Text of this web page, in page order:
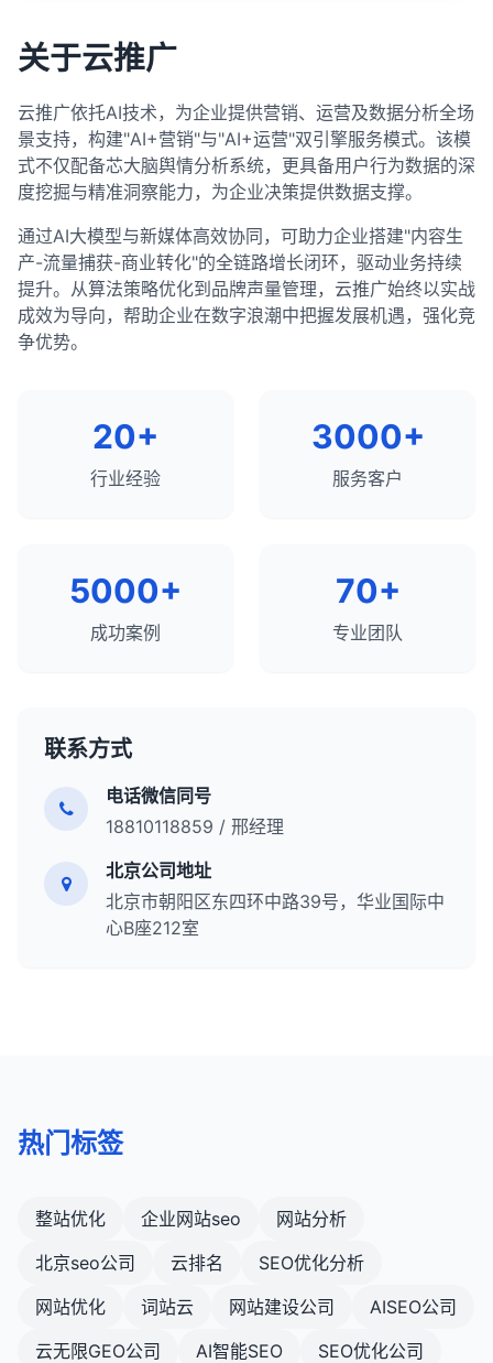
改进内容可读性和格式。
优化转化路径和号召性用语。
6. 实施和监控
制定详细的实施计划和时间表。
优先解决高影响的问题和机会。
根据数据和结果调整策略。
建立持续优化的循环。
总结来说，分析SEO数据并制定优化策略是一个系统
性的过程，它涉及确定关键指标、收集和分析数据、
解。通过持续分析和优化，你可以不断提高网站的搜
索可见度和有机流量，实现业务目标。
landscape，并制定数据驱动的关键词策略，从而提
高网站的搜索可见度和有机流量。
总结来说，使用SEO工具进行网站技术审计是一个系
统性的过程，它涉及选择合适的工具、配置审计设
置、运行审计、分析报告、优先级排序和修复问题，
以及验证和监控。通过定期进行技术审计，你可以确
保网站在技术上是健康的，最大限度地提高搜索引擎
爬行和索引效率，并为良好的搜索排名奠定基础。
定期监控和分析外链概况。
制定长期的链接建设策略，而非短期的链接获取。
总结来说，使用SEO工具进行外链分析是了解网站链
接概况、评估竞争 landscape、识别链接机会和监控
可以制定更有效的链接建设策略，提高网站的权威性
和排名潜力。外链分析应该是任何全面SEO策略的重
要组成部分，需要定期进行以适应不断变化的搜索环
境。
优化现有内容的关键词使用和结构。
改善内容的可读性和用户体验。
内容推广策略
：
制定内容推广计划，增加内容的可见度和参与
度。
识别有效的内容推广渠道。
内容分析的最佳实践
结合定量和定性分析。
关注用户需求和搜索意图。
定期进行内容审计和分析。
关注内容的质量和价值，而非数量。
总结来说，使用SEO工具进行内容分析是评估内容性
搜索可见度、用户参与度和转化率。内容分析应该是
任何全面SEO策略的核心组成部分，需要定期进行以
适应不断变化的用户需求和搜索环境。
分析他们的多媒体使用和互动元素。
7. 综合分析和策略制定
优势和劣势分析：
识别竞争对手的主要优势和劣势。
评估自己网站的相对优势和劣势。
机会和威胁分析 ：
识别可以利用的机会。
评估需要应对的威胁。
差异化策略：
制定差异化的SEO策略，以超越竞争对手。
根据影响和可行性对策略进行优先级排序。
制定详细的实施计划和时间表。
iSpionage。
内容分析工具
：BuzzSumo、Clearscope、
MarketMuse。
技术SEO工具
PageSpeed Insights。
总结来说，使用SEO工具进行竞争分析是了解竞争
landscape、识别机会和威胁、制定差异化策略的重
要过程。通过全面分析竞争对手的关键词策略、内容
策略、链接策略、技术SEO和用户体验，你可以制定
更有效的SEO计划，提高网站的搜索可见度和有机流
量。竞争分析应该是任何全面SEO策略的重要组成部
关于云推广
云推广依托AI技术，为企业提供营销、运营及数据分析全场
景支持，构建"AI+营销"与"AI+运营"双引擎服务模式。该模
式不仅配备芯大脑舆情分析系统，更具备用户行为数据的深
度挖掘与精准洞察能力，为企业决策提供数据支撑。
通过AI大模型与新媒体高效协同，可助力企业搭建"内容生
产-流量捕获-商业转化"的全链路增长闭环，驱动业务持续
提升。从算法策略优化到品牌声量管理，云推广始终以实战
成效为导向，帮助企业在数字浪潮中把握发展机遇，强化竞
争优势。
20+
行业经验
3000+
服务客户
5000+
成功案例
70+
专业团队
联系方式
电话微信同号
18810118859 / 邢经理
北京公司地址
北京市朝阳区东四环中路39号，华业国际中
心B座212室
热门标签
整站优化 企业网站seo
网站分析
北京seo公司
云排名
SEO优化分析
网站优化
词站云 网站建设公司
AISEO公司
云无限GEO公司
AI智能SEO
SEO优化公司